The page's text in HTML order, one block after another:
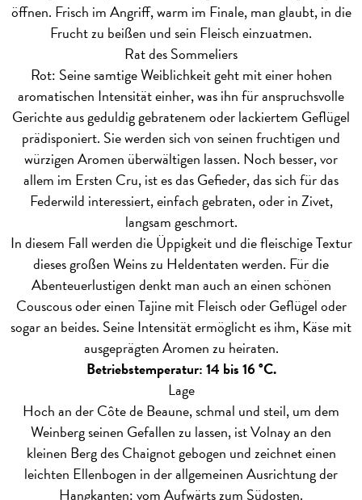
öffnen. Frisch im Angriff, warm im Finale, man glaubt, in die
Frucht zu beißen und sein Fleisch einzuatmen.
Rat des Sommeliers
Rot: Seine samtige Weiblichkeit geht mit einer hohen
aromatischen Intensität einher, was ihn für anspruchsvolle
Gerichte aus geduldig gebratenem oder lackiertem Geflügel
prädisponiert. Sie werden sich von seinen fruchtigen und
würzigen Aromen überwältigen lassen. Noch besser, vor
allem im Ersten Cru, ist es das Gefieder, das sich für das
Federwild interessiert, einfach gebraten, oder in Zivet,
langsam geschmort.
In diesem Fall werden die Üppigkeit und die fleischige Textur
dieses großen Weins zu Heldentaten werden. Für die
Abenteuerlustigen denkt man auch an einen schönen
Couscous oder einen Tajine mit Fleisch oder Geflügel oder
sogar an beides. Seine Intensität ermöglicht es ihm, Käse mit
ausgeprägten Aromen zu heiraten.
Betriebstemperatur: 14 bis 16 °C.
Lage
Hoch an der Côte de Beaune, schmal und steil, um dem
Weinberg seinen Gefallen zu lassen, ist Volnay an den
kleinen Berg des Chaignot gebogen und zeichnet einen
leichten Ellenbogen in der allgemeinen Ausrichtung der
Hangkanten: vom Aufwärts zum Südosten.